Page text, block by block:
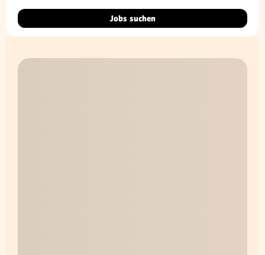
Jobs suchen